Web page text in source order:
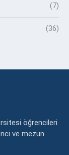
(7)
(36)
öğrencileri
ve mezun